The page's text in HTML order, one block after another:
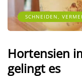
SCHNEIDEN,
Hortensien
gelingt es